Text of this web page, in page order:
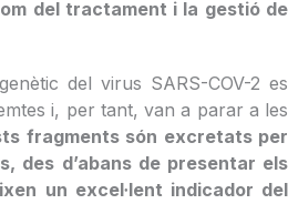
del tractament i la gestió de
del virus SARS-COV-2 es
i, per tant, van a parar a les
fragments són excretats per
des d’abans de presentar els
un excel·lent indicador del